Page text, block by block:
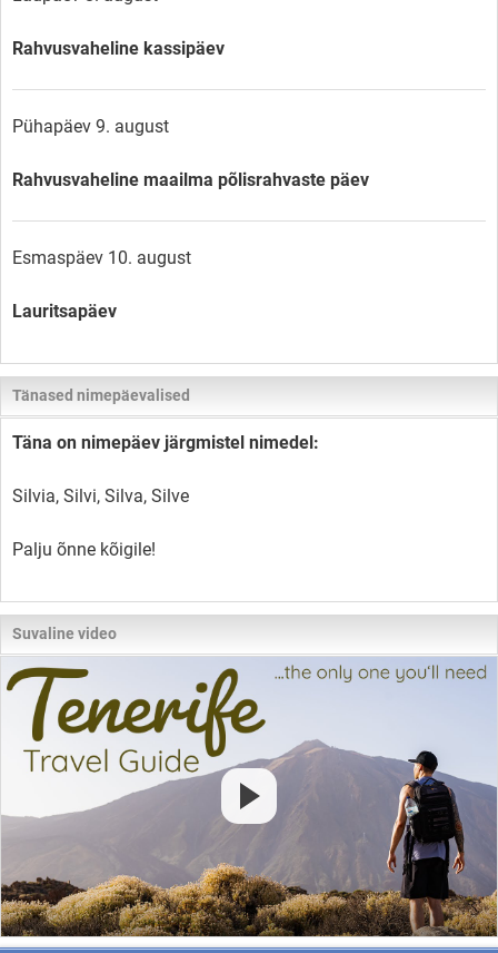
Rahvusvaheline kassipäev
Pühapäev 9. august
Rahvusvaheline maailma põlisrahvaste päev
Esmaspäev 10. august
Lauritsapäev
Tänased nimepäevalised
Täna on nimepäev järgmistel nimedel:
Silvia, Silvi, Silva, Silve
Palju õnne kõigile!
Suvaline video